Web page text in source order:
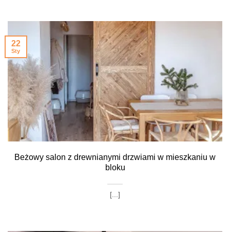
Beżowy salon z drewnianymi drzwiami w mieszkaniu w
bloku
[...]
22
Sty